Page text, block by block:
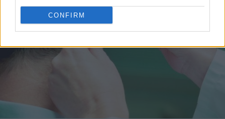
CONFIRM